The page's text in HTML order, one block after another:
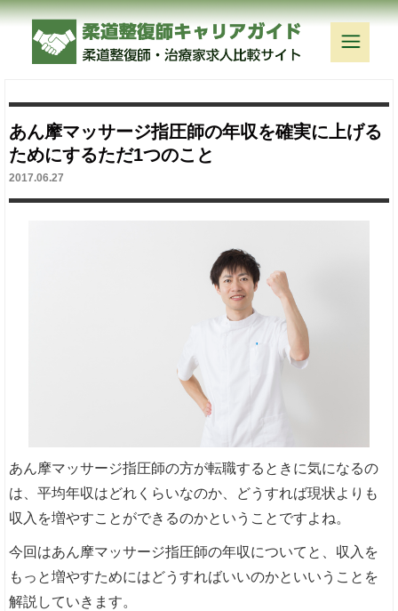
あん摩マッサージ指圧師の年収を確実に上げる
ためにするただ1つのこと
2017.06.27
あん摩マッサージ指圧師の方が転職するときに気になるの
は、平均年収はどれくらいなのか、どうすれば現状よりも
収入を増やすことができるのかということですよね。
今回はあん摩マッサージ指圧師の年収についてと、収入を
もっと増やすためにはどうすればいいのかといいうことを
解説していきます。